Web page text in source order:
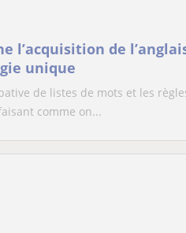
l’acquisition de
unique
de listes de mots et les
comme on...